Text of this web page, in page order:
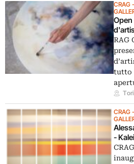
CRAG
Open
RAG
tutto
CRAG
-